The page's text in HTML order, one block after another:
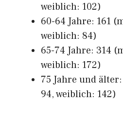
weiblich: 102)
60-64 Jahre: 161
weiblich: 84)
65-74 Jahre: 314
weiblich: 172)
75 Jahre und
94, weiblich: 142)